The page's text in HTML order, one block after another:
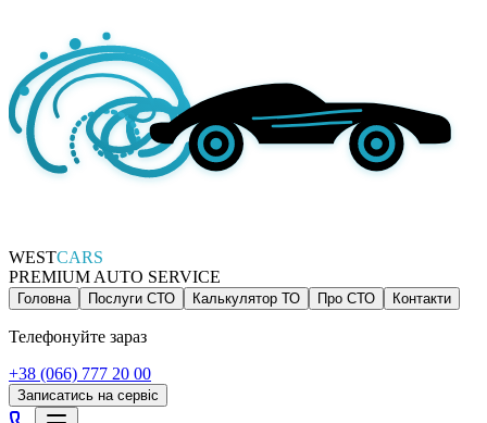
WESTCARS
PREMIUM AUTO SERVICE
Головна Послуги СТО Калькулятор ТО Про СТО Контакти
Телефонуйте зараз
+38 (066) 777 20 00
Записатись на сервіс